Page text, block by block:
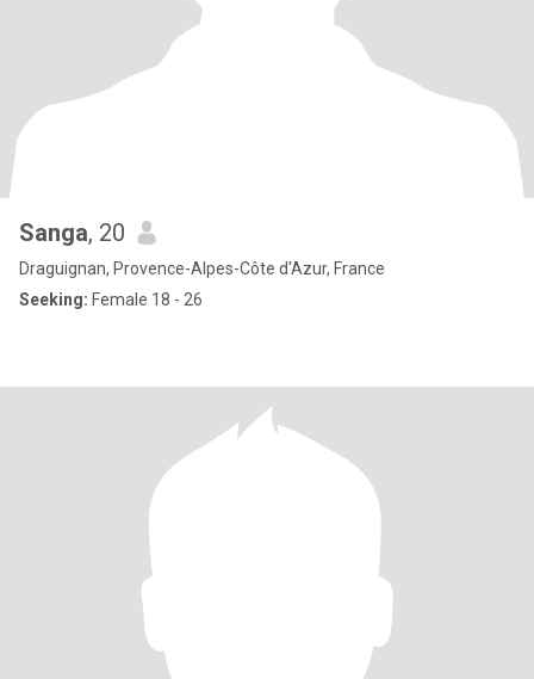
Sanga, 20
Draguignan, Provence-Alpes-Côte d'Azur, France
Seeking: Female 18 - 26